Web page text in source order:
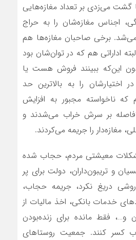
گشت می‌زدی بر تعداد مغازه‌هایی
اجناس مغازه‌شان را به حراج
می‌شد. برخی صاحبان مغازه‌ها هم
اداراتی هم که در توان‌شان بود
این‌که ببینند فروش هست یا
اختیارشان را به بالاترین حد
که ناخواسته مجبور به افزایش
بر سرش خراب می‌شدند و
مغازه‌دار را جریمه می‌کردند.
معیشتی مردم، حجاب شده
و تریبون‌داران، دولت برای پر
دریغ نکرد، جریمه حجاب،
خدمات بانکی، اخذ مالیات از
و…، فقط مانده برای زنده‌بودن
کسر کنند. جمعیت روستاهای